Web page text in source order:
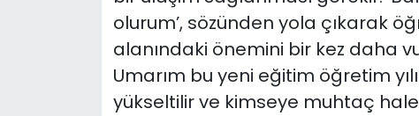
olurum’, sözünden yola çıkarak
alanındaki önemini bir kez daha
Umarım bu yeni eğitim öğretim
yükseltilir ve kimseye muhtaç